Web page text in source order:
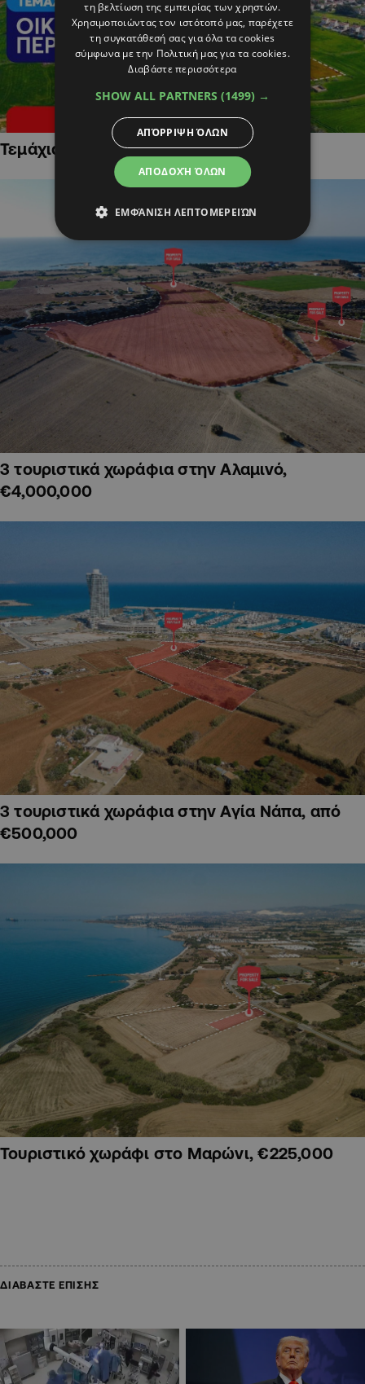
Τεμάχια Γης σε Οικιστικές Περιοχές
3 τουριστικά χωράφια στην Αλαμινό,
€4,000,000
3 τουριστικά χωράφια στην Αγία Νάπα, από
€500,000
Τουριστικό χωράφι στο Μαρώνι, €225,000
ΔΙΑΒΑΣΤΕ ΕΠΙΣΗΣ
τη βελτίωση της εμπειρίας των χρηστών.
Χρησιμοποιώντας τον ιστότοπό μας, παρέχετε
τη συγκατάθεσή σας για όλα τα cookies
σύμφωνα με την Πολιτική μας για τα cookies.
Διαβάστε περισσότερα
SHOW ALL PARTNERS (1499) →
ΑΠΟΔΟΧΉ ΌΛΩΝ
ΑΠΌΡΡΙΨΗ ΌΛΩΝ
ΕΜΦΆΝΙΣΗ ΛΕΠΤΟΜΕΡΕΙΏΝ